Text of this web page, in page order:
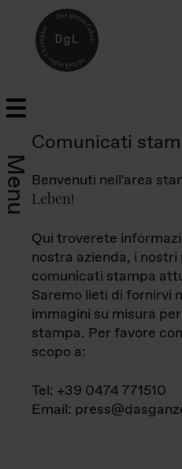
Menu
Comunicati
Benvenuti nell'area
Leben!
Qui troverete
nostra azienda, i
comunicati stampa
Saremo lieti di fornirvi
immagini su misura
stampa. Per favore
scopo a:
Tel: +39 0474 771510
Email: